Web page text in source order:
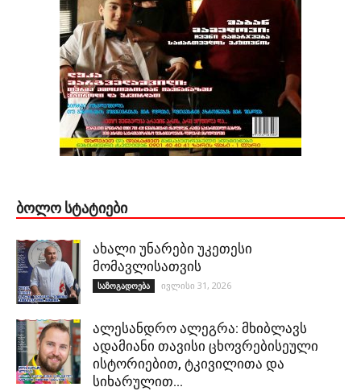
ᲑᲝᲚᲝ ᲡᲢᲐᲢᲘᲔᲑᲘ
ახალი უნარები უკეთესი
მომავლისათვის
საზოგადოება ივლისი 31, 2026
ალესანდრო ალეგრა: მხიბლავს
ადამიანი თავისი ცხოვრებისეული
ისტორიებით, ტკივილითა და
სიხარულით…